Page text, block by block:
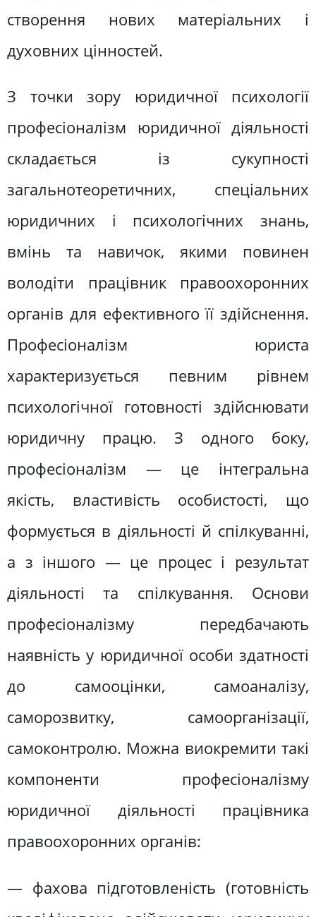
створення нових матеріальних і
духовних цінностей.
З точки зору юридичної психології
професіоналізм юридичної діяльності
складається із сукупності
загальнотеоретичних, спеціальних
юридичних і психологічних знань,
вмінь та навичок, якими повинен
володіти працівник правоохоронних
органів для ефективного її здійснення.
Професіоналізм юриста
характеризується певним рівнем
психологічної готовності здійснювати
юридичну працю. З одного боку,
професіоналізм — це інтегральна
якість, властивість особистості, що
формується в діяльності й спілкуванні,
а з іншого — це процес і результат
діяльності та спілкування. Основи
професіоналізму передбачають
наявність у юридичної особи здатності
до самооцінки, самоаналізу,
саморозвитку, самоорганізації,
самоконтролю. Можна виокремити такі
компоненти професіоналізму
юридичної діяльності працівника
правоохоронних органів:
— фахова підготовленість (готовність